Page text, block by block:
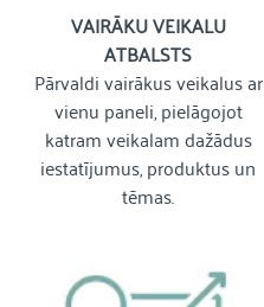
VAIRĀKU VEIKALU
ATBALSTS
Pārvaldi vairākus veikalus ar
vienu paneli, pielāgojot
katram veikalam dažādus
iestatījumus, produktus un
tēmas.